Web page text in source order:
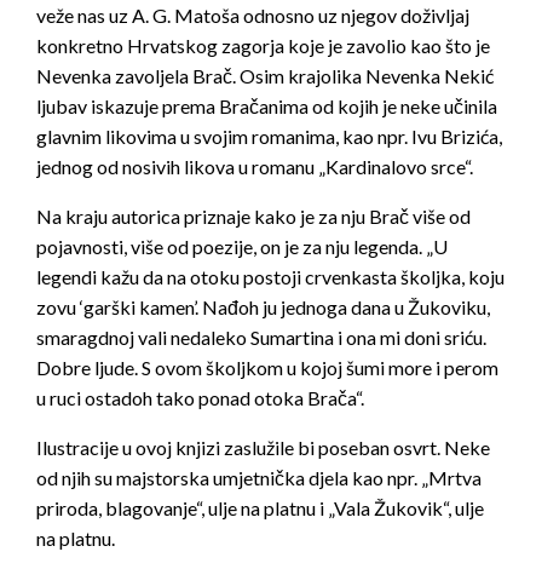
veže nas uz A. G. Matoša odnosno uz njegov doživljaj
konkretno Hrvatskog zagorja koje je zavolio kao što je
Nevenka zavoljela Brač. Osim krajolika Nevenka Nekić
ljubav iskazuje prema Bračanima od kojih je neke učinila
glavnim likovima u svojim romanima, kao npr. Ivu Brizića,
jednog od nosivih likova u romanu „Kardinalovo srce“.
Na kraju autorica priznaje kako je za nju Brač više od
pojavnosti, više od poezije, on je za nju legenda. „U
legendi kažu da na otoku postoji crvenkasta školjka, koju
zovu ‘garški kamen’. Nađoh ju jednoga dana u Žukoviku,
smaragdnoj vali nedaleko Sumartina i ona mi doni sriću.
Dobre ljude. S ovom školjkom u kojoj šumi more i perom
u ruci ostadoh tako ponad otoka Brača“.
Ilustracije u ovoj knjizi zaslužile bi poseban osvrt. Neke
od njih su majstorska umjetnička djela kao npr. „Mrtva
priroda, blagovanje“, ulje na platnu i „Vala Žukovik“, ulje
na platnu.